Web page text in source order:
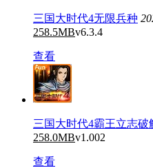
三国大时代4无限兵种
258.5MBv6.3.4
查看
三国大时代4霸王立志破
258.0MBv1.002
查看